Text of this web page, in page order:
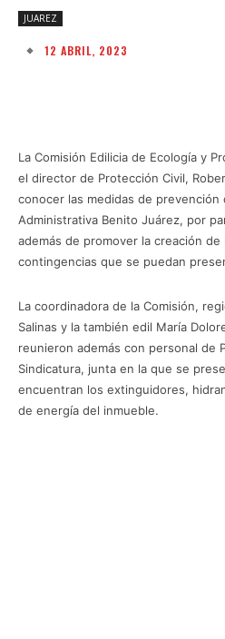
JUAREZ
12 ABRIL, 2023
La Comisión Edilicia de Ecología y
el director de Protección Civil,
conocer las medidas de
Administrativa Benito Juárez, por
además de promover la creación
contingencias que se puedan
La coordinadora de la Comisión,
Salinas y la también edil María
reunieron además con personal de
Sindicatura, junta en la que se
encuentran los extinguidores,
de energía del inmueble.